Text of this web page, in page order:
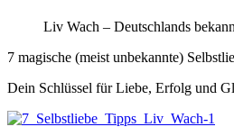
Liv Wach – Deutschlands
7 magische (meist unbekannte)
Dein Schlüssel für Liebe, Erfolg und